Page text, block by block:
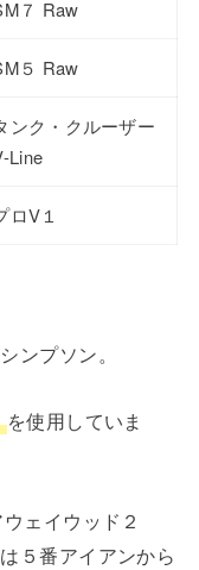
７ Raw
５ Raw
ンク・クルーザー
Line
ロV１
ンプソン。
を使用していま
ェイウッド２
５番アイアンから